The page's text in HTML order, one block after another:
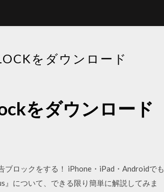
をダウンロード
をダウンロード
ブロックをする！ iPhone・iPad・Androidでも
について、できる限り簡単に解説してみま